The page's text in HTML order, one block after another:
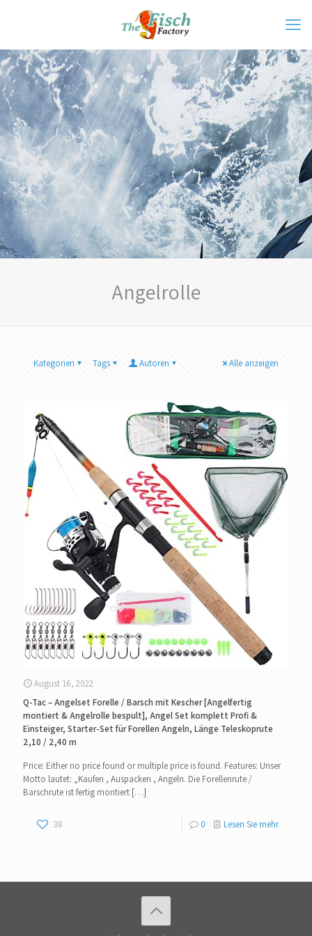
Angelrolle
Kategorien Tags Autoren Alle anzeigen
August 16, 2022
Q-Tac – Angelset Forelle / Barsch mit Kescher [Angelfertig
montiert & Angelrolle bespult], Angel Set komplett Profi &
Einsteiger, Starter-Set für Forellen Angeln, Länge Teleskoprute
2,10 / 2,40 m
Price: Either no price found or multiple price is found. Features: Unser
Motto lautet: „Kaufen , Auspacken , Angeln. Die Forellenrute /
Barschrute ist fertig montiert […]
38 0 Lesen Sie mehr